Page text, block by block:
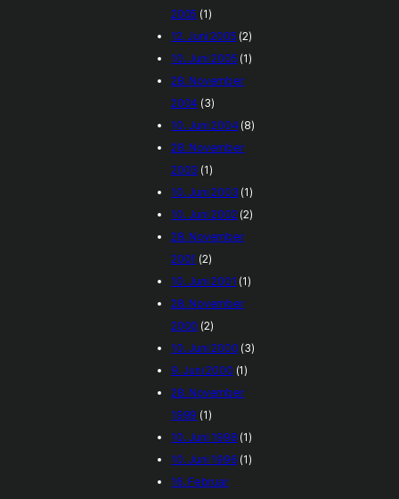
2005 (1)
12. Juni 2005 (2)
10. Juni 2005 (1)
28. November
2004 (3)
10. Juni 2004(8)
28. November
2003 (1)
10. Juni 2003 (1)
10. Juni 2002 (2)
28. November
2001 (2)
10. Juni 2001 (1)
28. November
2000 (2)
10. Juni 2000 (3)
9. Juni 2000 (1)
28. November
1999 (1)
10. Juni 1998 (1)
10. Juni 1996 (1)
16. Februar